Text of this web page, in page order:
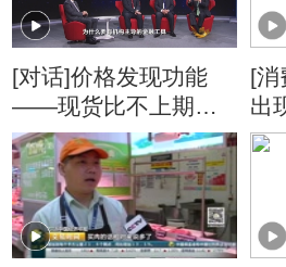
[对话]价格发现功能
——现货比不上期
货？
[消
出
跌